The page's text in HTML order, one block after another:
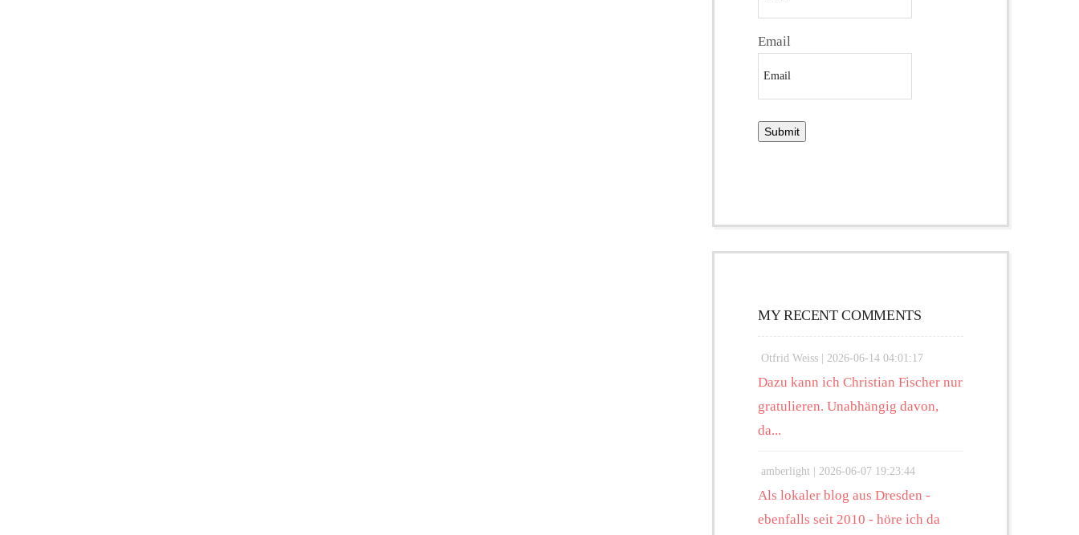
Email
MY RECENT COMMENTS
Otfrid Weiss | 2026-06-14 04:01:17
Dazu kann ich Christian Fischer nur
gratulieren. Unabhängig davon,
da...
amberlight | 2026-06-07 19:23:44
Als lokaler blog aus Dresden -
ebenfalls seit 2010 - höre ich da